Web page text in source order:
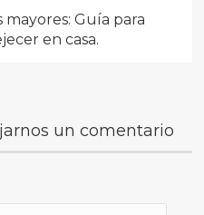
mayores: Guía para
en casa.
un comentario